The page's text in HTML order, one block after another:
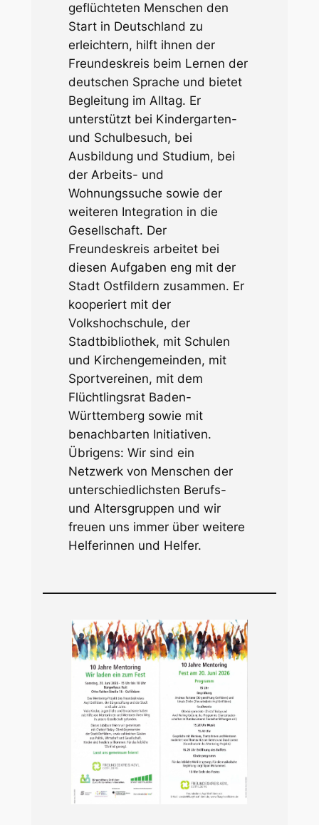
geflüchteten Menschen den
Start in Deutschland zu
erleichtern, hilft ihnen der
Freundeskreis beim Lernen der
deutschen Sprache und bietet
Begleitung im Alltag. Er
unterstützt bei Kindergarten-
und Schulbesuch, bei
Ausbildung und Studium, bei
der Arbeits- und
Wohnungssuche sowie der
weiteren Integration in die
Gesellschaft. Der
Freundeskreis arbeitet bei
diesen Aufgaben eng mit der
Stadt Ostfildern zusammen. Er
kooperiert mit der
Volkshochschule, der
Stadtbibliothek, mit Schulen
und Kirchengemeinden, mit
Sportvereinen, mit dem
Flüchtlingsrat Baden-
Württemberg sowie mit
benachbarten Initiativen.
Übrigens: Wir sind ein
Netzwerk von Menschen der
unterschiedlichsten Berufs-
und Altersgruppen und wir
freuen uns immer über weitere
Helferinnen und Helfer.